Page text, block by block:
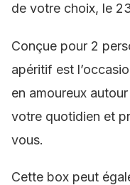
de votre choix, le
Conçue pour 2
apéritif est
en amoureux
votre quotidien et
vous.
Cette box peut